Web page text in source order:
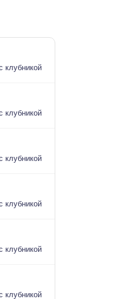
клубникой
клубникой
клубникой
клубникой
клубникой
клубникой